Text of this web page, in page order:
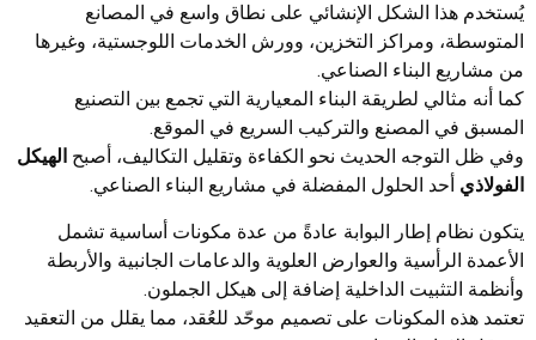
يُستخدم هذا الشكل الإنشائي على نطاق واسع في المصانع
المتوسطة، ومراكز التخزين، وورش الخدمات اللوجستية، وغيرها
من مشاريع البناء الصناعي.
كما أنه مثالي لطريقة البناء المعيارية التي تجمع بين التصنيع
المسبق في المصنع والتركيب السريع في الموقع.
وفي ظل التوجه الحديث نحو الكفاءة وتقليل التكاليف، أصبح الهيكل
الفولاذي أحد الحلول المفضلة في مشاريع البناء الصناعي.
يتكون نظام إطار البوابة عادةً من عدة مكونات أساسية تشمل
الأعمدة الرأسية والعوارض العلوية والدعامات الجانبية والأربطة
وأنظمة التثبيت الداخلية إضافة إلى هيكل الجملون.
تعتمد هذه المكونات على تصميم موحّد للعُقد، مما يقلل من التعقيد